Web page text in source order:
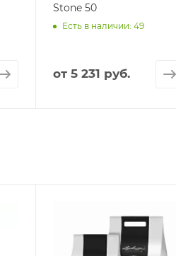
Stone 50
Есть в наличии: 49
от 5 231 руб.